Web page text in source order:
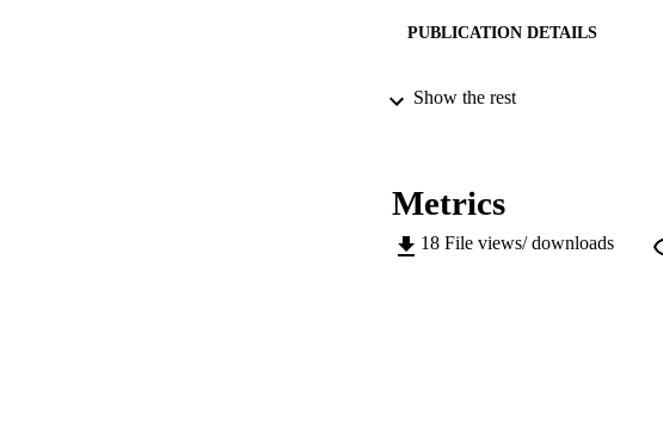
PUBLICATION DETAILS
ACADEMIC UNIT
LANGUAGE
Show the rest
Metrics
18 File views/ downloads